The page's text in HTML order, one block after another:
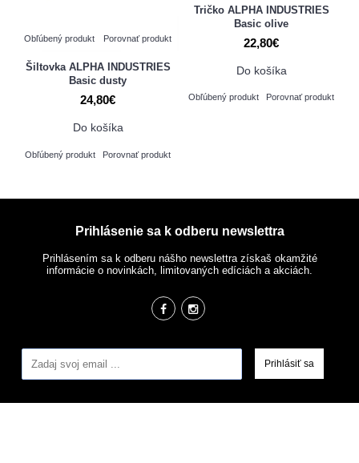
Obľúbený produkt Porovnať produkt
Šiltovka ALPHA INDUSTRIES
Basic dusty
24,80€
Do košíka
Obľúbený produkt Porovnať produkt
Tričko ALPHA INDUSTRIES
Basic olive
22,80€
Do košíka
Obľúbený produkt Porovnať produkt
Prihlásenie sa k odberu newslettra
Prihlásením sa k odberu nášho newslettra získaš okamžité
informácie o novinkách, limitovaných edíciách a akciách.
Prihlásiť sa